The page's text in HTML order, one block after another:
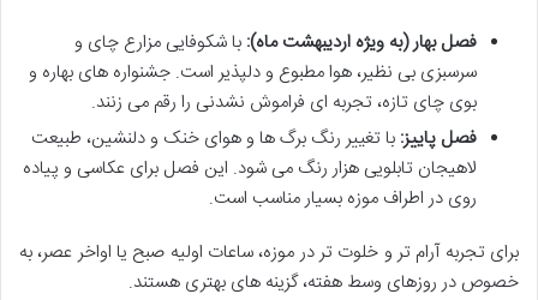
فصل بهار (به ویژه اردیبهشت ماه): با شکوفایی مزارع چای و
سرسبزی بی نظیر، هوا مطبوع و دلپذیر است. جشنواره های بهاره و
بوی چای تازه، تجربه ای فراموش نشدنی را رقم می زنند.
فصل پاییز: با تغییر رنگ برگ ها و هوای خنک و دلنشین، طبیعت
لاهیجان تابلویی هزار رنگ می شود. این فصل برای عکاسی و پیاده
روی در اطراف موزه بسیار مناسب است.
برای تجربه آرام تر و خلوت تر در موزه، ساعات اولیه صبح یا اواخر عصر، به
خصوص در روزهای وسط هفته، گزینه های بهتری هستند.